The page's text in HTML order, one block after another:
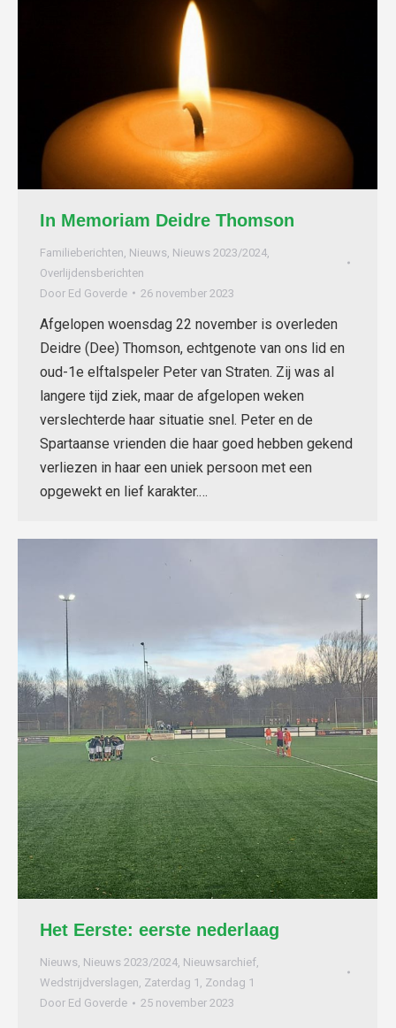
In Memoriam Deidre Thomson
Familieberichten Nieuws Nieuws 2023/2024
Overlijdensberichten
Door Ed Goverde 26 november 2023
Afgelopen woensdag 22 november is overleden
Deidre (Dee) Thomson, echtgenote van ons lid en
oud-1e elftalspeler Peter van Straten. Zij was al
langere tijd ziek, maar de afgelopen weken
verslechterde haar situatie snel. Peter en de
Spartaanse vrienden die haar goed hebben gekend
verliezen in haar een uniek persoon met een
opgewekt en lief karakter.…
Het Eerste: eerste nederlaag
Nieuws, Nieuws 2023/2024, Nieuwsarchief,
Wedstrijdverslagen, Zaterdag 1 , Zondag 1
Door Ed Goverde 25 november 2023